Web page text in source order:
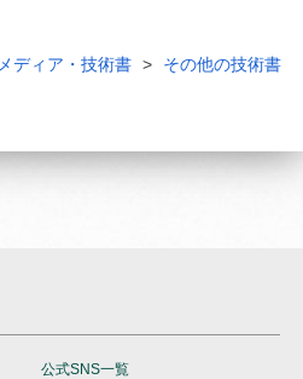
メディア・技術書 その他の技術書
公式SNS一覧